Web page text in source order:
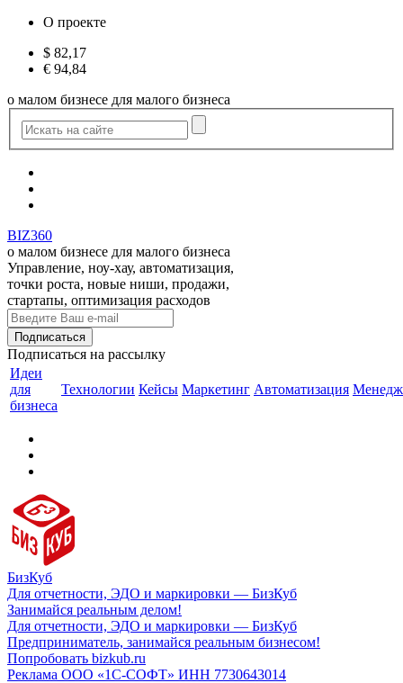
О проекте
$ 82,17
€ 94,84
о малом бизнесе для малого бизнеса
BIZ360
о малом бизнесе для малого бизнеса
Управление, ноу-хау, автоматизация,
точки роста, новые ниши, продажи,
стартапы, оптимизация расходов
Подписаться на рассылку
Идеи
для
бизнеса
Технологии Кейсы Маркетинг Автоматизация
БизКуб
Для отчетности, ЭДО и маркировки — БизКуб
Занимайся реальным делом!
Для отчетности, ЭДО и маркировки — БизКуб
Предприниматель, занимайся реальным бизнесом!
Попробовать bizkub.ru
Реклама ООО «1С-СОФТ» ИНН 7730643014